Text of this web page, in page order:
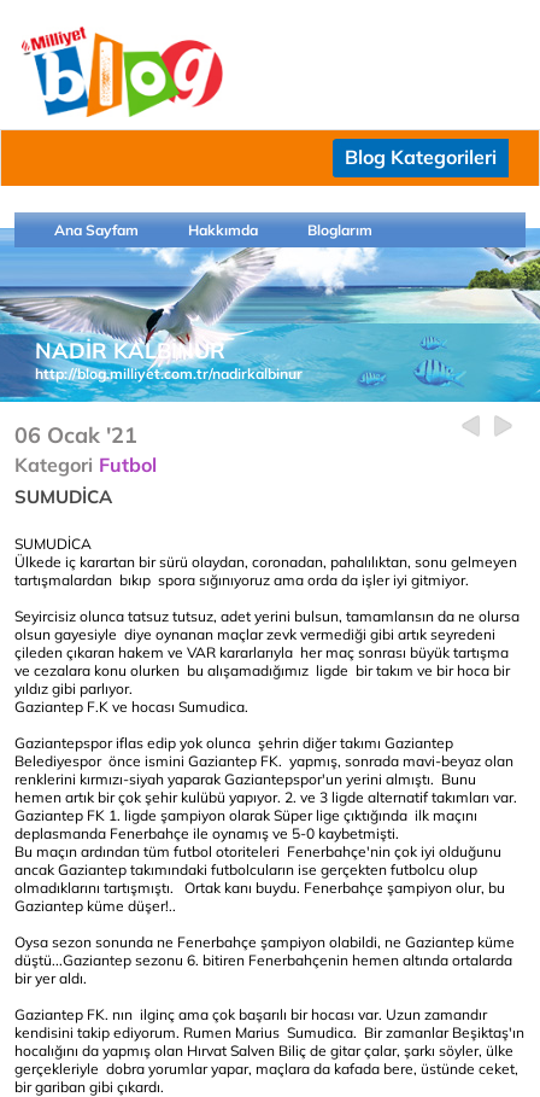
Blog Kategorileri
Ana Sayfam Hakkımda Bloglarım
NADİR KALBİNUR
http://blog.milliyet.com.tr/nadirkalbinur
06 Ocak '21
Kategori Futbol
SUMUDİCA
SUMUDİCA
Ülkede iç karartan bir sürü olaydan, coronadan, pahalılıktan, sonu gelmeyen
tartışmalardan bıkıp spora sığınıyoruz ama orda da işler iyi gitmiyor.
Seyircisiz olunca tatsuz tutsuz, adet yerini bulsun, tamamlansın da ne olursa
olsun gayesiyle diye oynanan maçlar zevk vermediği gibi artık seyredeni
çileden çıkaran hakem ve VAR kararlarıyla her maç sonrası büyük tartışma
ve cezalara konu olurken bu alışamadığımız ligde bir takım ve bir hoca bir
yıldız gibi parlıyor.
Gaziantep F.K ve hocası Sumudica.
Gaziantepspor iflas edip yok olunca şehrin diğer takımı Gaziantep
Belediyespor önce ismini Gaziantep FK. yapmış, sonrada mavi-beyaz olan
renklerini kırmızı-siyah yaparak Gaziantepspor'un yerini almıştı. Bunu
hemen artık bir çok şehir kulübü yapıyor. 2. ve 3 ligde alternatif takımları var.
Gaziantep FK 1. ligde şampiyon olarak Süper lige çıktığında ilk maçını
deplasmanda Fenerbahçe ile oynamış ve 5-0 kaybetmişti.
Bu maçın ardından tüm futbol otoriteleri Fenerbahçe'nin çok iyi olduğunu
ancak Gaziantep takımındaki futbolcuların ise gerçekten futbolcu olup
olmadıklarını tartışmıştı. Ortak kanı buydu. Fenerbahçe şampiyon olur, bu
Gaziantep küme düşer!..
Oysa sezon sonunda ne Fenerbahçe şampiyon olabildi, ne Gaziantep küme
düştü...Gaziantep sezonu 6. bitiren Fenerbahçenin hemen altında ortalarda
bir yer aldı.
Gaziantep FK. nın ilginç ama çok başarılı bir hocası var. Uzun zamandır
kendisini takip ediyorum. Rumen Marius Sumudica. Bir zamanlar Beşiktaş'ın
hocalığını da yapmış olan Hırvat Salven Biliç de gitar çalar, şarkı söyler, ülke
gerçekleriyle dobra yorumlar yapar, maçlara da kafada bere, üstünde ceket,
bir gariban gibi çıkardı.